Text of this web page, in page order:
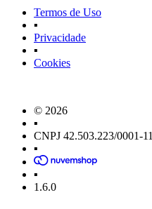
Termos de Uso
▪
Privacidade
▪
Cookies
© 2026
▪
CNPJ 42.503.223/0001-11
▪
▪
1.6.0